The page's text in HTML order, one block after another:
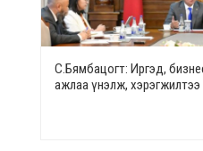
С.Бямбацогт: Иргэд, бизнес
ажлаа үнэлж, хэрэгжилтээ